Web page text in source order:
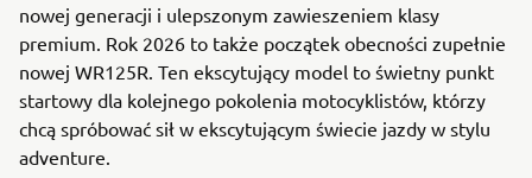
nowej generacji i ulepszonym zawieszeniem klasy
premium. Rok 2026 to także początek obecności zupełnie
nowej WR125R. Ten ekscytujący model to świetny punkt
startowy dla kolejnego pokolenia motocyklistów, którzy
chcą spróbować sił w ekscytującym świecie jazdy w stylu
adventure.